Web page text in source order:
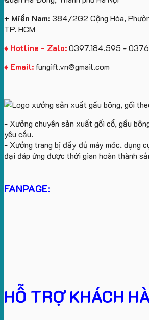
Logo
+ Miền Nam:384/2G2 Cộng Hòa,
TP. HCM
♦ Hotline - Zalo:0397.184.595 -
♦ Email:fungift.vn@gmail.com
- Xưởng chuyên sản xuất gối cổ, gấu
yêu cầu.
- Xưởng trang bị đầy đủ máy móc, dụng
đại đáp ứng được thời gian hoàn thành
FANPAGE:
HỖ TRỢ KHÁCH